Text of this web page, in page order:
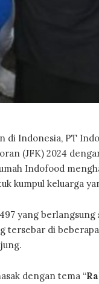
di Indonesia, PT
(JFK) 2024
Indofood
kumpul keluarga
yang berlangsung
tersebar di
dengan tema “